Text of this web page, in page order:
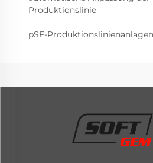
Produktionslinie
pSF-Produktionslinienanlagen